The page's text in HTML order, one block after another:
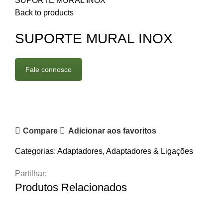
Back to products
SUPORTE MURAL INOX
Fale connosco
Compare Adicionar aos favoritos
Categorias: Adaptadores, Adaptadores & Ligações
Partilhar:
Produtos Relacionados